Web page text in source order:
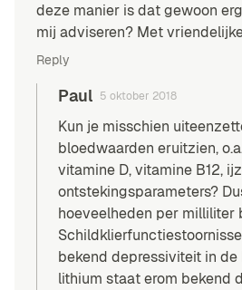
deze manier is dat gewoon
mij adviseren? Met
Reply
Paul 5 oktober 2018
Kun je misschien
bloedwaarden eruitzien,
vitamine D, vitamine B12,
ontstekingsparameters?
hoeveelheden per milliliter
bekend depressiviteit in
lithium staat erom bekend